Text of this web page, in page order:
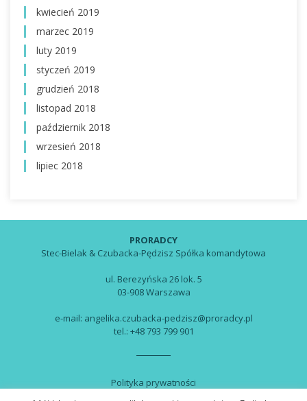
kwiecień 2019
marzec 2019
luty 2019
styczeń 2019
grudzień 2018
listopad 2018
październik 2018
wrzesień 2018
lipiec 2018
PRORADCY
Stec-Bielak & Czubacka-Pędzisz Spółka komandytowa
ul. Berezyńska 26 lok. 5
03-908 Warszawa
e-mail: angelika.czubacka-pedzisz@proradcy.pl
tel.: +48 793 799 901
Polityka prywatności